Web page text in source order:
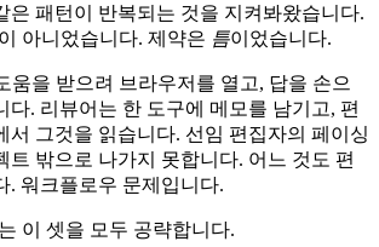
은 패턴이 반복되는 것을 지켜봐왔습니다.
아니었습니다. 제약은 틈이었습니다.
움을 받으려 브라우저를 열고, 답을 손으
다. 리뷰어는 한 도구에 메모를 남기고, 편
서 그것을 읽습니다. 선임 편집자의 페이싱
트 밖으로 나가지 못합니다. 어느 것도 편
. 워크플로우 문제입니다.
이 셋을 모두 공략합니다.